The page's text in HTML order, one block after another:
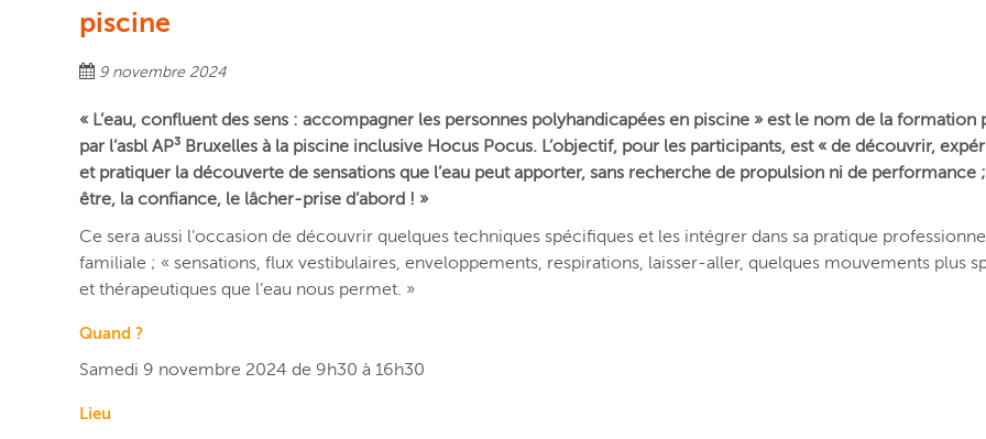
piscine
9 novembre 2024
« L’eau, confluent des sens : accompagner les personnes polyhandicapées en piscine » est le nom de la formation
par l’asbl AP³ Bruxelles à la piscine inclusive Hocus Pocus. L’objectif, pour les participants, est « de découvrir,
et pratiquer la découverte de sensations que l’eau peut apporter, sans recherche de propulsion ni de performance
être, la confiance, le lâcher-prise d’abord ! »
Ce sera aussi l’occasion de découvrir quelques techniques spécifiques et les intégrer dans sa pratique
familiale ; « sensations, flux vestibulaires, enveloppements, respirations, laisser-aller, quelques mouvements plus
et thérapeutiques que l’eau nous permet. »
Quand ?
Samedi 9 novembre 2024 de 9h30 à 16h30
Lieu